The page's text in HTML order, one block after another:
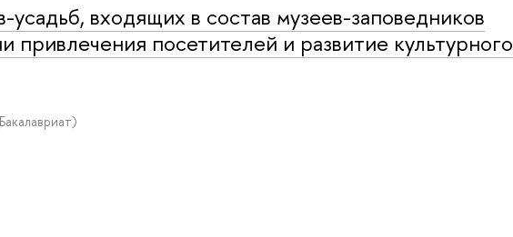
входящих в состав музеев-заповедников
привлечения посетителей и развитие культурного